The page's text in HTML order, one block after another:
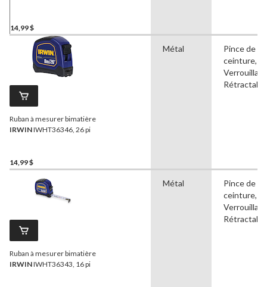
14,99 $
Ruban à mesurer bimatière
IRWINIWHT36346, 26 pi
14,99 $
Métal
Pince de
ceinture,
Rétractable
Ruban à mesurer bimatière
IRWINIWHT36343, 16 pi
Métal
Pince de
ceinture,
Rétractable